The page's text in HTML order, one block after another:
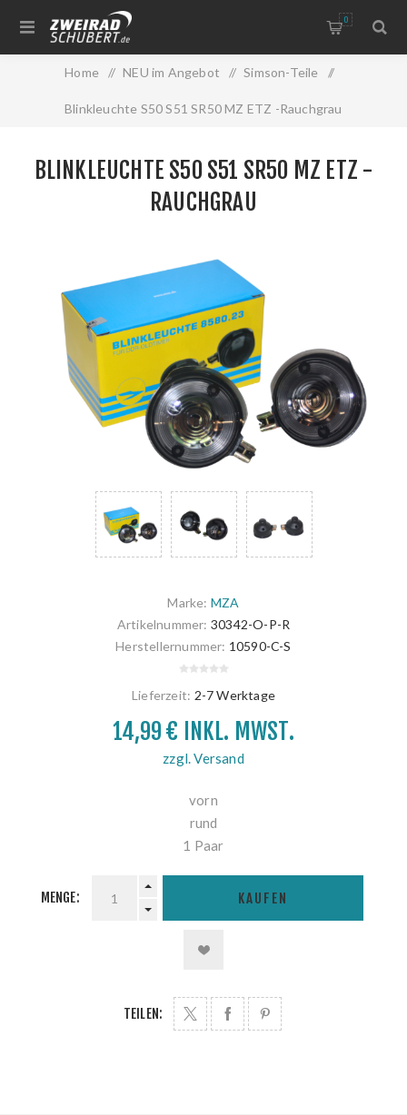
0
Home / NEU im Angebot / Simson-Teile /
Blinkleuchte S50 S51 SR50 MZ ETZ -Rauchgrau
BLINKLEUCHTE S50 S51 SR50 MZ ETZ -
RAUCHGRAU
Marke: MZA
Artikelnummer: 30342-O-P-R
Herstellernummer: 10590-C-S
Lieferzeit: 2-7 Werktage
14,99 € INKL. MWST.
zzgl. Versand
vorn
rund
1 Paar
MENGE: KAUFEN
TEILEN: